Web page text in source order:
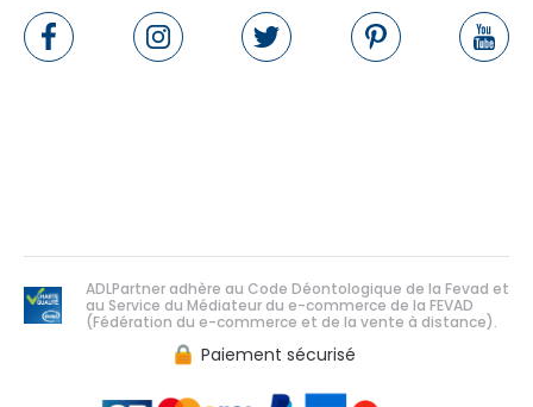
Contactez-nous
Rétractation en ligne
Conditions Générales
Politique de données personnelles
ADLPartner adhère au Code Déontologique de la Fevad et
au Service du Médiateur du e-commerce de la FEVAD
(Fédération du e-commerce et de la vente à distance).
Paiement sécurisé